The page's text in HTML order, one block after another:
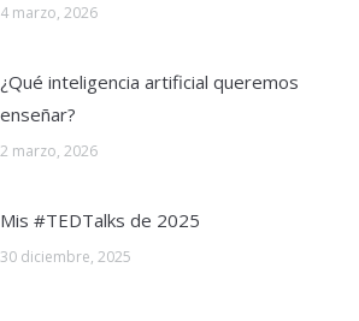
4 marzo, 2026
¿Qué inteligencia artificial queremos
enseñar?
2 marzo, 2026
Mis #TEDTalks de 2025
30 diciembre, 2025